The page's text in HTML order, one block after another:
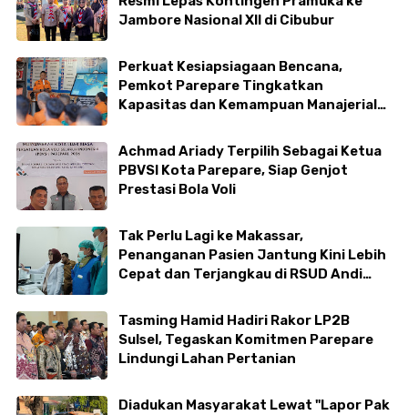
Jambore Nasional XII di Cibubur
Perkuat Kesiapsiagaan Bencana,
Pemkot Parepare Tingkatkan
Kapasitas dan Kemampuan Manajerial
Achmad Ariady Terpilih Sebagai Ketua
PBVSI Kota Parepare, Siap Genjot
Prestasi Bola Voli
Tak Perlu Lagi ke Makassar,
Penanganan Pasien Jantung Kini Lebih
Cepat dan Terjangkau di RSUD Andi
Tasming Hamid Hadiri Rakor LP2B
Sulsel, Tegaskan Komitmen Parepare
Lindungi Lahan Pertanian
Diadukan Masyarakat Lewat "Lapor Pak